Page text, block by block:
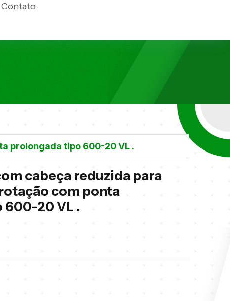
Contato
prolongada tipo 600-20 VL .
cabeça reduzida para
com ponta
20 VL .